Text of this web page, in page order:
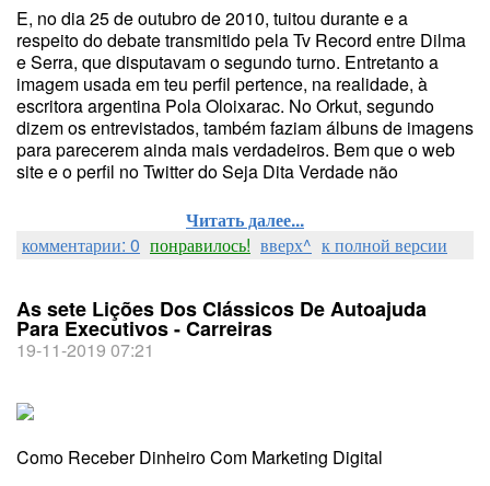
E, no dia 25 de outubro de 2010, tuitou durante e a
respeito do debate transmitido pela Tv Record entre Dilma
e Serra, que disputavam o segundo turno. Entretanto a
imagem usada em teu perfil pertence, na realidade, à
escritora argentina Pola Oloixarac. No Orkut, segundo
dizem os entrevistados, também faziam álbuns de imagens
para parecerem ainda mais verdadeiros. Bem que o web
site e o perfil no Twitter do Seja Dita Verdade não
Читать далее...
комментарии: 0 понравилось! вверх^ к полной версии
As sete Lições Dos Clássicos De Autoajuda
Para Executivos - Carreiras
19-11-2019 07:21
Como Receber Dinheiro Com Marketing Digital